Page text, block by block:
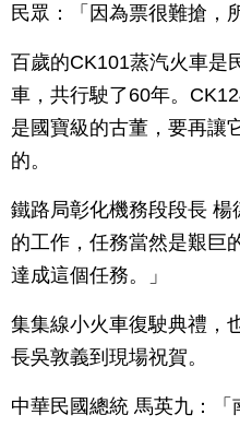
民眾：「因為票很難搶，
百歲的CK101蒸汽火車是
車，共行駛了60年。
是國寶級的古董，要再讓
的。
鐵路局彰化機務段段長
的工作，任務當然是艱巨
達成這個任務。」
集集線小火車復駛典禮，
長吳敦義到現場祝賀。
中華民國總統 馬英九：